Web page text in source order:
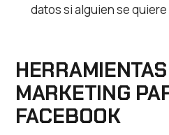
datos si alguien se
MARKETING
FACEBOOK